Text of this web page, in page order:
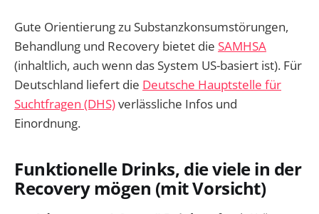
Gute Orientierung zu Substanzkonsumstörungen,
Behandlung und Recovery bietet die SAMHSA
(inhaltlich, auch wenn das System US-basiert ist). Für
Deutschland liefert die Deutsche Hauptstelle für
Suchtfragen (DHS)verlässliche Infos und
Einordnung.
Funktionelle Drinks, die viele in der
Recovery mögen (mit Vorsicht)